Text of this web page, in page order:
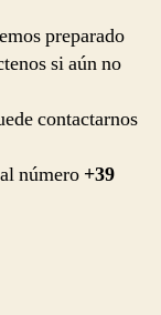
preparado
si aún no
contactarnos
número +39